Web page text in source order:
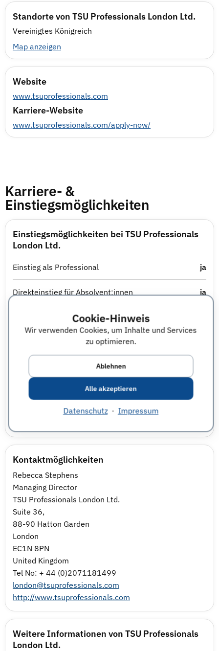
Cookie-Hinweis
Wir verwenden Cookies, um Inhalte und Services
zu optimieren.
Ablehnen
Alle akzeptieren
Datenschutz· Impressum
Standorte von TSU Professionals London Ltd.
Vereinigtes Königreich
Map anzeigen
Website
www.tsuprofessionals.com
Karriere-Website
www.tsuprofessionals.com/apply-now/
Karriere- &
Einstiegsmöglichkeiten
Einstiegsmöglichkeiten bei TSU Professionals
London Ltd.
Einstieg als Professional ja
Direkteinstieg für Absolvent:innen ja
Traineeprogramm
Abschlussarbeit im Unternehmen
Studierendenjob
Kontaktmöglichkeiten
Rebecca Stephens
Managing Director
TSU Professionals London Ltd.
Suite 36,
88-90 Hatton Garden
London
EC1N 8PN
United Kingdom
Tel No: + 44 (0)2071181499
london@tsuprofessionals.com
http://www.tsuprofessionals.com
Weitere Informationen von TSU Professionals
London Ltd.